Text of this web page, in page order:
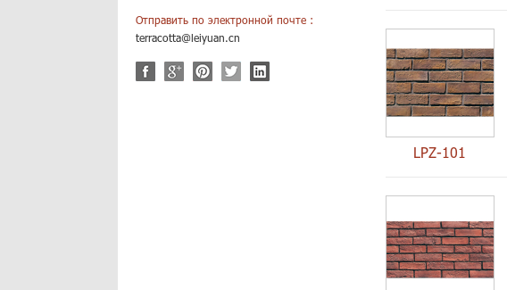
Отправить по электронной почте :
terracotta@leiyuan.cn
LPZ-101